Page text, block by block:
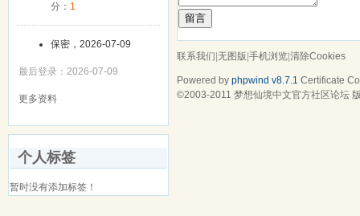
分： 1
保密，2026-07-09
最后登录：2026-07-09
更多资料
个人标签
暂时没有添加标签！
留言
联系我们|无图版|手机浏览|清除Cookies
Powered by phpwind v8.7.1 Certificate
©2003-2011 梦想仙境中文官方社区论坛